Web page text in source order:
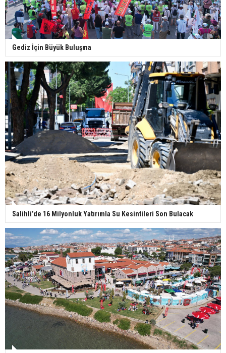
Gediz İçin Büyük Buluşma
Salihli’de 16 Milyonluk Yatırımla Su Kesintileri Son Bulacak